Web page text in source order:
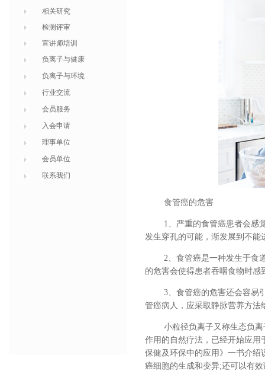
相关研究
检测评审
宣讲师培训
负离子与健康
负离子与环境
行业交流
会员服务
入会申请
理事单位
会员单位
联系我们
食管癌的危害
1、 严重的食管癌患者会感
发生穿孔的可能，渐发展到不能
2、食管癌是一种发生于食
的危害会使得患者吞咽食物时
3、食管癌的危害还会容易
管癌病人，应采取静脉营养方法
小粒径负离子又称生态负
作用的自然疗法，已经开始应用
保健及环保中的应用》一书介绍
癌细胞的生成和变异;还可以有